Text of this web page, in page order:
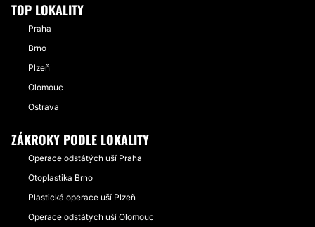
TOP LOKALITY
Praha
Brno
Plzeň
Olomouc
Ostrava
ZÁKROKY PODLE LOKALITY
Operace odstátých uší Praha
Otoplastika Brno
Plastická operace uší Plzeň
Operace odstátých uší Olomouc